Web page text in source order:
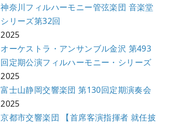
神奈川フィルハーモニー管弦楽団 音楽堂
シリーズ第32回
2025
オーケストラ・アンサンブル金沢 第493
回定期公演フィルハーモニー・シリーズ
2025
富士山静岡交響楽団 第130回定期演奏会
2025
京都市交響楽団 【首席客演指揮者 就任披